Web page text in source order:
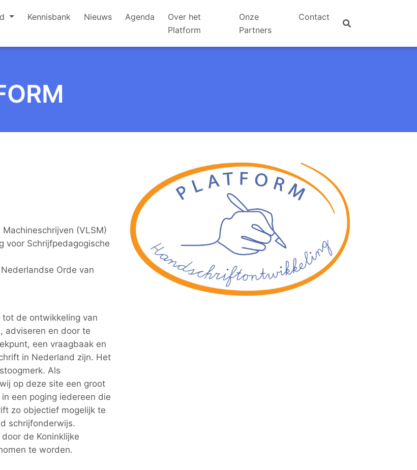
Kennisbank Nieuws Agenda
Over het
Platform
Onze
Partners
Contact
(VLSM)
voor Schrijfpedagogische
Orde van
de ontwikkeling van
adviseren en door te
een vraagbaak en
in Nederland zijn. Het
Als
op deze site een groot
een poging iedereen die
zo objectief mogelijk te
schrijfonderwijs.
de Koninklijke
te worden.